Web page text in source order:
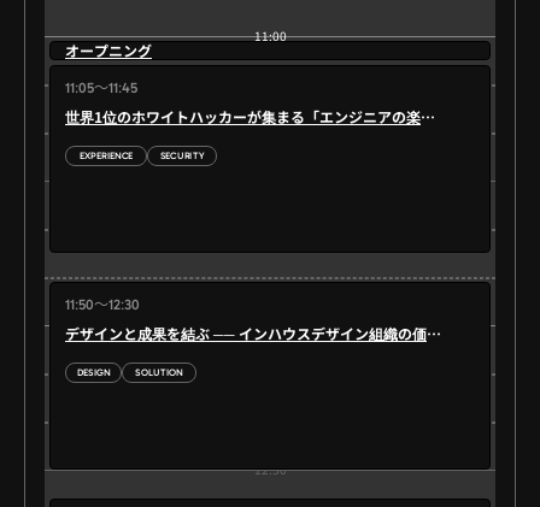
オープニング
11:05～11:45
世界1位のホワイトハッカーが集まる「エンジニアの楽園」で働く理由
EXPERIENCE SECURITY
11:50～12:30
デザインと成果を結ぶ ── インハウスデザイン組織の価値について
DESIGN SOLUTION
11:00
12:00
12:30